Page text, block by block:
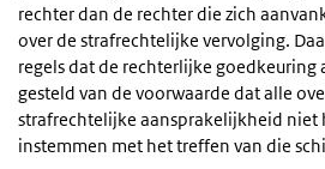
rechter dan de rechter die zich
over de strafrechtelijke vervolging.
regels dat de rechterlijke
gesteld van de voorwaarde dat alle
strafrechtelijke aansprakelijkheid niet
instemmen met het treffen van die